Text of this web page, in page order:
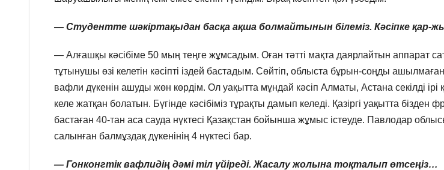
— Студентте шәкіртақыдан басқа ақша болмайтынын білеміз. Кәсіпке
— Алғашқы кәсібіме 50 мың теңге жұмсадым. Оған тәтті мақта даярлайтын аппарат
тұтынушы өзі келетін кәсіпті іздей бастадым. Сөйтіп, облыста бұрын-соңды
вафли дүкенін ашуды жөн көрдім. Ол уақытта мұндай кәсіп Алматы, Астана секілді
келе жатқан болатын. Бүгінде кәсібіміз тұрақты дамып келеді. Қазіргі уақытта бізден
бастаған 40-тан аса сауда нүктесі Қазақстан бойынша жұмыс істеуде. Павлодар
салынған балмұздақ дүкенінің 4 нүктесі бар.
— Гонконгтік вафлидің дәмі тіл үйіреді. Жасалу жолына тоқталып өтсеңіз…